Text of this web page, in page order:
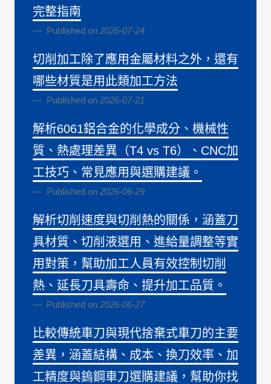
完整指南
Published on 2026-07-24
切削加工除了應用金屬材料之外，還有
哪些材質是用此類加工方法
Published on 2026-07-21
解析6061鋁合金的化學成分、機械性
質、熱處理差異（T4 vs T6）、CNC加
工技巧、常見應用與選購建議。
Published on 2026-06-29
解析切削速度與切削熱的關係，涵蓋刀
具材質、切削液選用、進給量調整等實
用對策，幫助加工人員有效控制切削
熱、延長刀具壽命、提升加工品質。
Published on 2026-06-27
比較傳統車刀與現代捨棄式車刀的主要
差異，涵蓋結構、成本、換刀效率、加
工精度與鎢鋼車刀選購建議，幫助你找